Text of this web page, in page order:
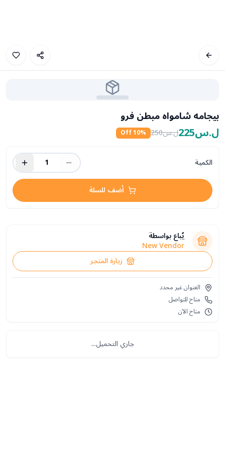
بيجامه شامواه مبطن فرو
ل.س225 ل.س250 10% Off
الكمية
1
أضف للسلة
يُباع بواسطة
New Vendor
زيارة المتجر
العنوان غير محدد
متاح للتواصل
متاح الآن
جاري التحميل...